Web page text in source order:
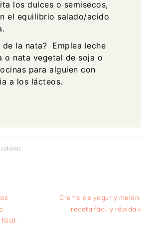
los dulces o semisecos,
el equilibrio salado/acido
de la nata? Emplea leche
o nata vegetal de soja o
para alguien con
a los lácteos.
Siguiente
entrada:
Crema de yogur y melón:
receta fácil y rápida »